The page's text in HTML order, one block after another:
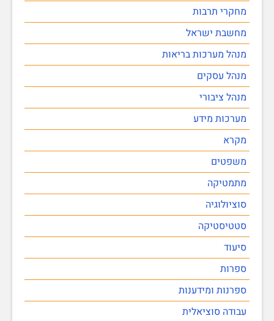
מחקרי תרבות
מחשבת ישראל
מנהל מערכות בריאות
מנהל עסקים
מנהל ציבורי
מערכות מידע
מקרא
משפטים
מתמטיקה
סוציולוגיה
סטטיסטיקה
סיעוד
ספרות
ספרנות ומידענות
עבודה סוציאלית